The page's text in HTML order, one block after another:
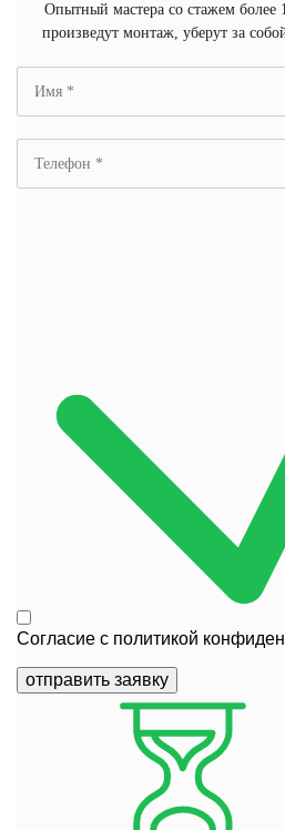
Опытный мастера со стажем более
произведут монтаж, уберут за
Согласие с политикой
отправить заявку